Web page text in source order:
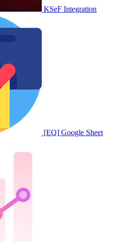
KSeF Integration
[EQ] Google Sheet